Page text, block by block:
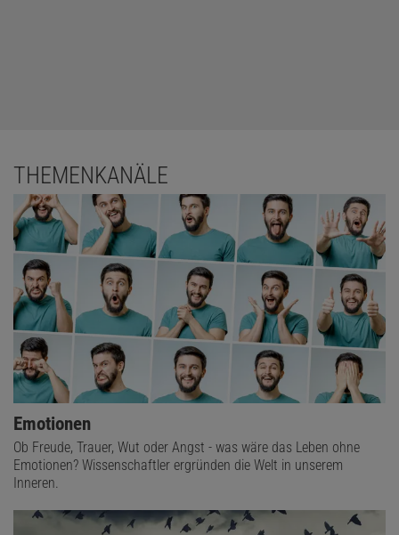
THEMENKANÄLE
Emotionen
Ob Freude, Trauer, Wut oder Angst - was wäre das Leben ohne
Emotionen? Wissenschaftler ergründen die Welt in unserem
Inneren.